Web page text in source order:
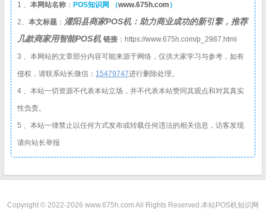
1 、 本网站名称 ： POS知识网 （www.675h.com ）
2、 本文标题 ： 灌阳县商家POS机：助力商业成功的新引擎，推荐
几款商家用智能POS机 链接 ：https://www.675h.com/p_2987.html
3 、本网站的文章部分内容可能来源于网络，仅供大家学习与参考，如有
侵权，请联系站长微信： 1 5479747进行删除处理。
4 、本站一切资源不代表本站立场，并不代表本站赞同其观点和对其真实
性负责。
5 、本站一律禁止以任何方式发布或转载任何违法的相关信息，访客发现
请向站长举报
Copyright © 2022-2026 www.675h.com All Rights Reserved. 本站POS机知识网